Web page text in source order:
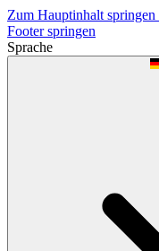
Zum Hauptinhalt springen
Footer springen
Sprache